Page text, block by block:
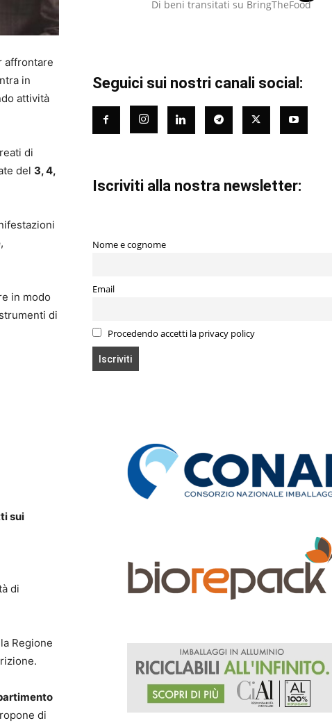
affrontare
in
attività
di
del 3, 4,
,
in modo
di
sui
di
Regione
di
Di beni transitati su BringTheFood
Seguici sui nostri canali social:
Iscriviti alla nostra newsletter:
Nome e cognome
Email
Procedendo accetti la privacy policy